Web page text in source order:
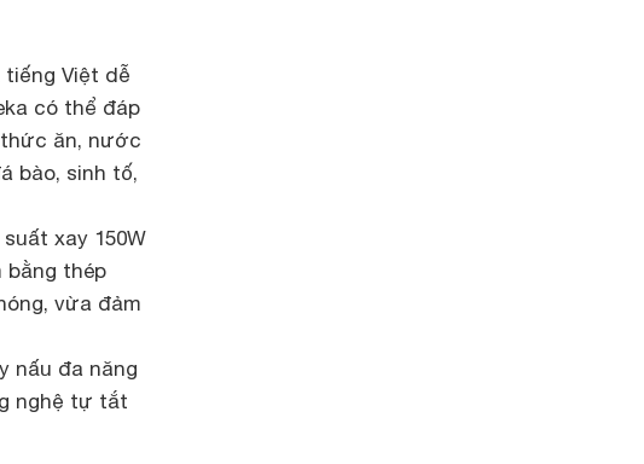
Việt dễ
có thể đáp
ăn, nước
bào, sinh tố,
xay 150W
bằng thép
vừa đảm
nấu đa năng
nghệ tự tắt